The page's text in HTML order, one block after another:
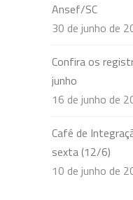
Ansef/SC
30 de junho de
Confira os
junho
16 de junho de
Café de
sexta (12/6)
10 de junho de